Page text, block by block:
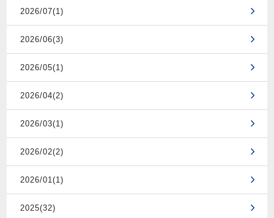
2026/07(1)
2026/06(3)
2026/05(1)
2026/04(2)
2026/03(1)
2026/02(2)
2026/01(1)
2025(32)